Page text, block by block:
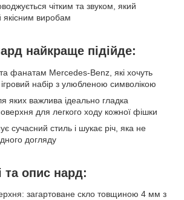
чітким та звуком, який
виробам
найкраще підійде:
фанатам Mercedes-Benz, які хочуть
набір з улюбленою символікою
яких важлива ідеально гладка
для легкого ходу кожної фішки
сучасний стиль і шукає річ, яка не
догляду
та опис нард:
загартоване скло товщиною 4 мм з